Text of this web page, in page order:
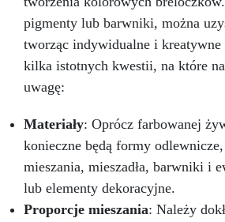
pigmenty lub barwniki, można
tworząc indywidualne i
kilka istotnych kwestii, na które
uwagę:
Materiały: Oprócz farbowanej
konieczne będą formy
mieszania, mieszadła, barwniki i
lub elementy dekoracyjne.
Proporcje mieszania: Należy